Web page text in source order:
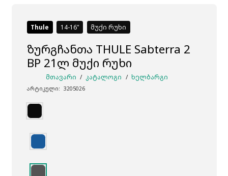
Thule 14-16 მუქი რუხი
ზურგჩანთა THULE Sabterra 2
BP 21ლ მუქი რუხი
ᲛᲗᲐᲕᲐᲠᲘ / ᲙᲐᲢᲐᲚᲝᲒᲘ / ᲮᲔᲚᲑᲐᲠᲒᲘ
არტიკული: 3205026